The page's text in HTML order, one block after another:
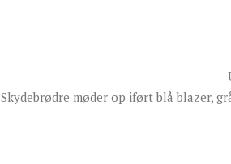
Skydebrødre møder op iført blå blazer,